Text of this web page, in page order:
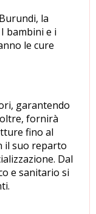
la
bambini e i
le cure
garantendo
fornirà
fino al
il suo reparto
Dal
e sanitario si